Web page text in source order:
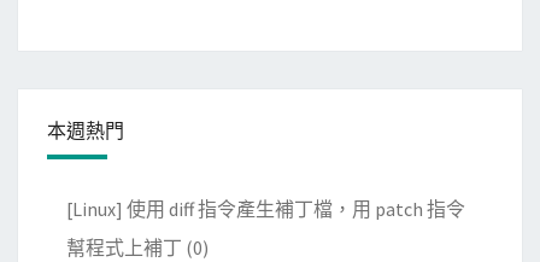
本週熱門
[Linux] 使用 diff 指令產生補丁檔，用 patch 指令
幫程式上補丁 (0)